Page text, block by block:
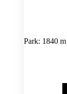
Park: 1840 m